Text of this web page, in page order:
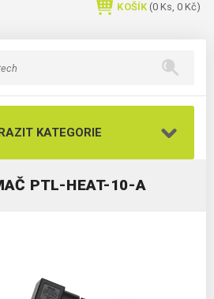
KOŠÍK (0 Ks, 0 Kč)
KATEGORIE
PTL-HEAT-10-A